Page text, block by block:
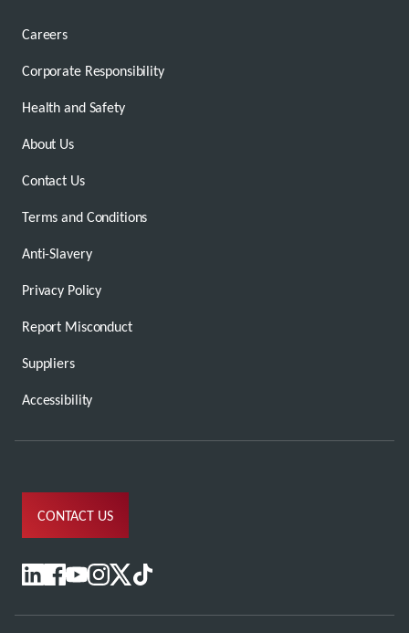
Careers
Corporate Responsibility
Health and Safety
About Us
Contact Us
Terms and Conditions
Anti-Slavery
Privacy Policy
Report Misconduct
Suppliers
Accessibility
CONTACT US